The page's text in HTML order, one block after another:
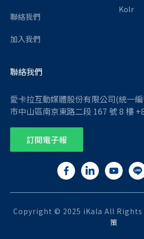
聯絡我們
加入我們
Kolr
聯絡我們
愛卡拉互動媒體股份有限公司(統一
市中山區南京東路二段 167 號 8 樓
訂閱電子報
Copyright © 2025 iKala All Rights
策